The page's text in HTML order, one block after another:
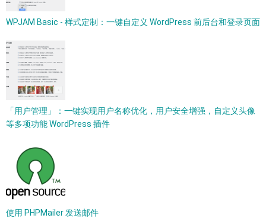
WPJAM Basic - 样式定制：一键自定义 WordPress 前后台和登录页面
「用户管理」：一键实现用户名称优化，用户安全增强，自定义头像
等多项功能 WordPress 插件
使用 PHPMailer 发送邮件